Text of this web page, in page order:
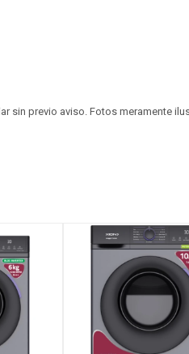
sin previo aviso. Fotos meramente